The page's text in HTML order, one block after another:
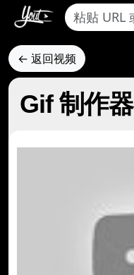
← 返回视频
Gif 制作器